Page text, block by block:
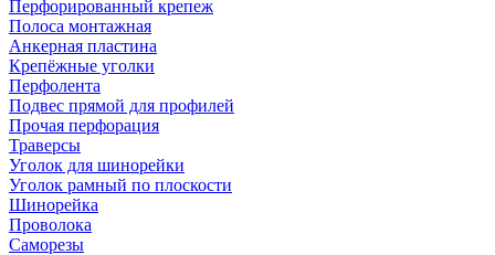
Перфорированный крепеж
Полоса монтажная
Анкерная пластина
Крепёжные уголки
Перфолента
Подвес прямой для профилей
Прочая перфорация
Траверсы
Уголок для шинорейки
Уголок рамный по плоскости
Шинорейка
Проволока
Саморезы